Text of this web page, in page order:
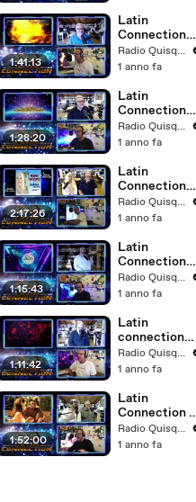
1:41:13
Latin
Connection
05.06.2025
Radio Quisqueya
1 anno fa
1:28:20
Latin
Connection
22.05.2025
Radio Quisqueya
1 anno fa
2:17:26
Latin
Connection
15.05.2025Radio Quisqueya
1 anno fa
1:15:43
Latin
Connection
09.05.2025
Radio Quisqueya
1 anno fa
1:11:42
Latin
connection
24.04.2025
Radio Quisqueya
1 anno fa
1:52:00
Latin
Connection -
18.04.2025
con Fabrizio
Radio Quisqueya
1 anno fa